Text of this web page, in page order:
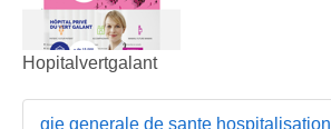
Hopitalvertgalant
gie generale de sante hospitalisation